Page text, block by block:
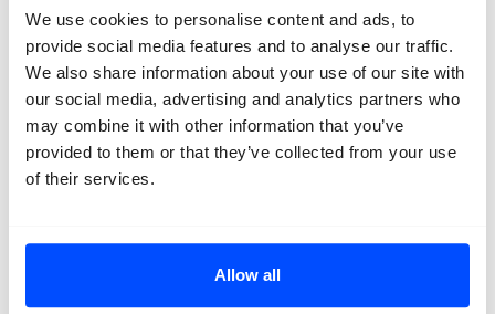
We use cookies to personalise content and ads, to
provide social media features and to analyse our traffic.
We also share information about your use of our site with
our social media, advertising and analytics partners who
may combine it with other information that you’ve
provided to them or that they’ve collected from your use
of their services.
Allow all
gecomponeerd door Jonathan Parant en bevat
opzettelijk vertraagde elektrische gitaardeuntjes. Deze
opzettelijke manipulatie van het geluid, in combinatie
met opnames van treingeluiden, brengt de hoorbare
elementen op één lijn met de vertraagde beelden.
Geluid voegt een kenmerkende, meeslepende laag toe
aan de installatie en verbetert de zintuiglijke ervaring
van de kijkers. De video-installatie biedt een